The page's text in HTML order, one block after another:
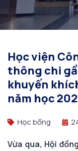
khuyến
Học viện
thông chi
khuyến
năm học
Học bổng
Vừa qua, Hội